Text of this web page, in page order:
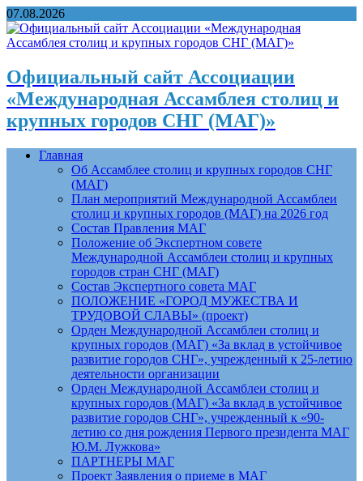
07.08.2026
Официальный сайт Ассоциации
«Международная Ассамблея столиц и
крупных городов СНГ (МАГ)»
Главная
Об Ассамблее столиц и крупных городов СНГ
(МАГ)
План мероприятий Международной Ассамблеи
столиц и крупных городов (МАГ) на 2026 год
Состав Правления МАГ
Положение об Экспертном совете
Международной Ассамблеи столиц и крупных
городов стран СНГ (МАГ)
Состав Экспертного совета МАГ
ПОЛОЖЕНИЕ «ГОРОД МУЖЕСТВА И
ТРУДОВОЙ СЛАВЫ» (проект)
Орден Международной Ассамблеи столиц и
крупных городов (МАГ) «За вклад в устойчивое
развитие городов СНГ», учрежденный к 25-летию
деятельности организации
Орден Международной Ассамблеи столиц и
крупных городов (МАГ) «За вклад в устойчивое
развитие городов СНГ», учрежденный к «90-
летию со дня рождения Первого президента МАГ
Ю.М. Лужкова»
ПАРТНЕРЫ МАГ
Проект Заявления о приеме в МАГ